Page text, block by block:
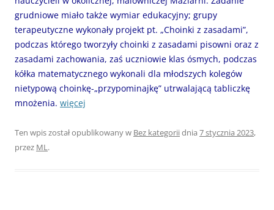
grudniowe miało także wymiar edukacyjny; grupy
terapeutyczne wykonały projekt pt. „Choinki z zasadami”,
podczas którego tworzyły choinki z zasadami pisowni oraz z
zasadami zachowania, zaś uczniowie klas ósmych, podczas
kółka matematycznego wykonali dla młodszych kolegów
nietypową choinkę-„przypominajkę” utrwalającą tabliczkę
mnożenia. więcej
Ten wpis został opublikowany w Bez kategoriidnia 7 stycznia 2023,
przez ML .